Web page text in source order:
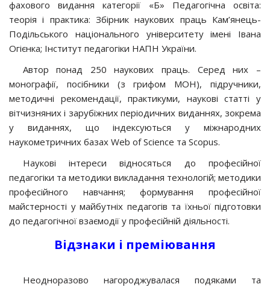
фахового видання категорії «Б» Педагогічна освіта:
теорія і практика: Збірник наукових праць Кам’янець-
Подільського національного університету імені Івана
Огієнка; Інститут педагогіки НАПН України.
Автор понад 250 наукових праць. Серед них –
монографії, посібники (з грифом МОН), підручники,
методичні рекомендації, практикуми, наукові статті у
вітчизняних і зарубіжних періодичних виданнях, зокрема
у виданнях, що індексуються у міжнародних
наукометричних базах Web of Science та Scopus.
Наукові інтереси відносяться до професійної
педагогіки та методики викладання технологій; методики
професійного навчання; формування професійної
майстерності у майбутніх педагогів та їхньої підготовки
до педагогічної взаємодії у професійній діяльності.
Відзнаки і преміювання
Неодноразово нагороджувалася подяками та